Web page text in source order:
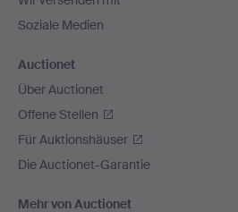
Soziale Medien
Auctionet
Über Auctionet
Offene Stellen
Für Auktionshäuser
Die Auctionet-Garantie
Mehr von Auctionet